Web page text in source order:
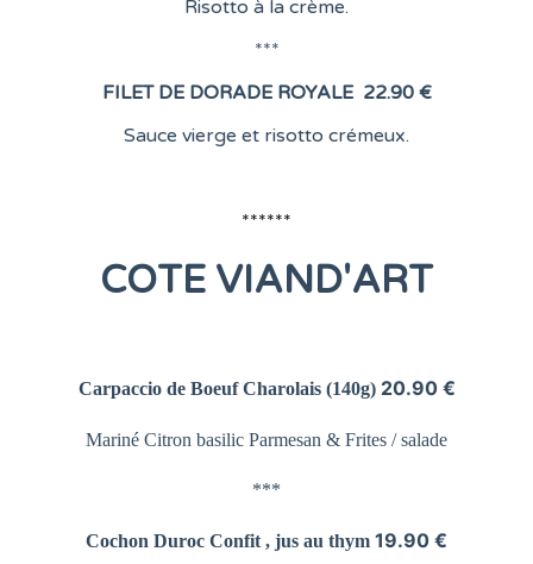
Risotto à la crème.
***
FILET DE DORADE ROYALE 22.90 €
Sauce vierge et risotto crémeux.
******
COTE VIAND'ART
Carpaccio de Boeuf Charolais (140g) 20.90 €
Mariné Citron basilic Parmesan & Frites / salade
***
Cochon Duroc Confit , jus au thym 19.90 €